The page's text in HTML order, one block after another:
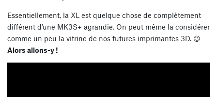
Essentiellement, la XL est quelque chose de complètement
différent d’une MK3S+ agrandie. On peut même la considérer
comme un peu la vitrine de nos futures imprimantes 3D. 😉
Alors allons-y !